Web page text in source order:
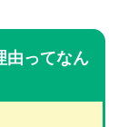
由ってなん